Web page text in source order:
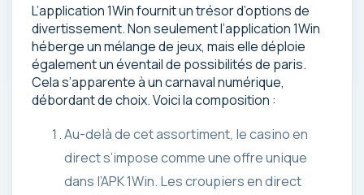
L’application 1Win fournit un trésor d’options de
divertissement. Non seulement l’application 1Win
héberge un mélange de jeux, mais elle déploie
également un éventail de possibilités de paris.
Cela s’apparente à un carnaval numérique,
débordant de choix. Voici la composition :
Au-delà de cet assortiment, le casino en
direct s’impose comme une offre unique
dans l’APK 1Win. Les croupiers en direct